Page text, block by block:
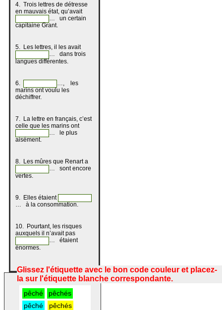
4. Trois lettres de détresse
en mauvais état, qu’avait
… un certain
capitaine Grant.
5. Les lettres, il les avait
… dans trois
langues différentes.
6.
…, les
marins ont voulu les
déchiffrer.
7. La lettre en français, c’est
celle que les marins ont
… le plus
aisément.
8. Les mûres que Renart a
… sont encore
vertes.
9. Elles étaient
… à la consommation.
10. Pourtant, les risques
auxquels il n’avait pas
… étaient
énormes.
pêché
pêchés
pêché
pêchés